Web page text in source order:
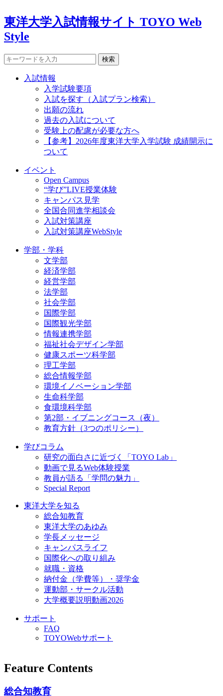
東洋大学入試情報サイト TOYO Web
Style
検索
入試情報
入学試験要項
入試を探す（入試プラン検索）
出願の流れ
過去の入試について
受験上の配慮が必要な方へ
【参考】2026年度東洋大学入学試験 成績開示に
ついて
イベント
Open Campus
“学び”LIVE授業体験
キャンパス見学
全国合同進学相談会
入試対策講座
入試対策講座WebStyle
学部・学科
文学部
経済学部
経営学部
法学部
社会学部
国際学部
国際観光学部
情報連携学部
福祉社会デザイン学部
健康スポーツ科学部
理工学部
総合情報学部
環境イノベーション学部
生命科学部
食環境科学部
第2部・イブニングコース（夜）
教育方針（3つのポリシー）
学びコラム
研究の面白さに近づく「TOYO Lab」
動画で見るWeb体験授業
教員が語る「学問の魅力」
Special Report
東洋大学を知る
総合知教育
東洋大学のあゆみ
学長メッセージ
キャンパスライフ
国際化への取り組み
就職・資格
納付金（学費等）・奨学金
運動部・サークル活動
大学概要説明動画2026
サポート
FAQ
TOYOWebサポート
Feature Contents
総合知教育